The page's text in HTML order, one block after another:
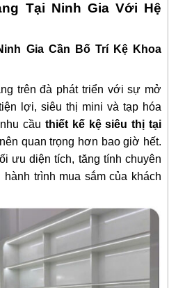
Tại Ninh Gia Với Hệ
Gia Cần Bố Trí Kệ Khoa
trên đà phát triển với sự mở
lợi, siêu thị mini và tạp hóa
cầu thiết kế kệ siêu thị tại
quan trọng hơn bao giờ hết.
ưu diện tích, tăng tính chuyên
trình mua sắm của khách